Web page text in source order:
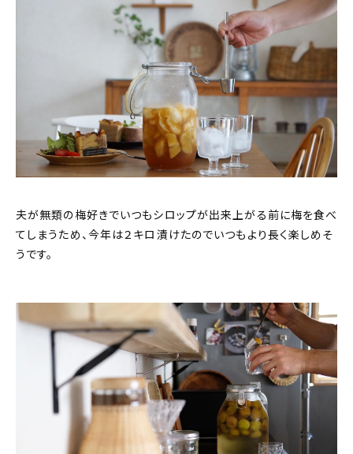
夫が無類の梅好きでいつもシロップが出来上がる前に梅を食べ
てしまうため、今年は２キロ漬けたのでいつもより長く楽しめそ
うです。